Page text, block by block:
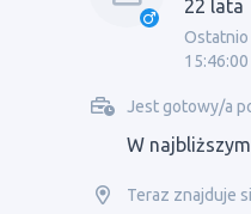
22 lata
15:46:00
Jest gotowy/a
W
Teraz znajduje